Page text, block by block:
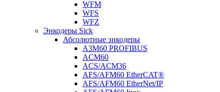
WFM
WFS
WFZ
Энкодеры Sick
Абсолютные энкодеры
A3M60 PROFIBUS
ACM60
ACS/ACM36
AFS/AFM60 EtherCAT®
AFS/AFM60 EtherNet/IP